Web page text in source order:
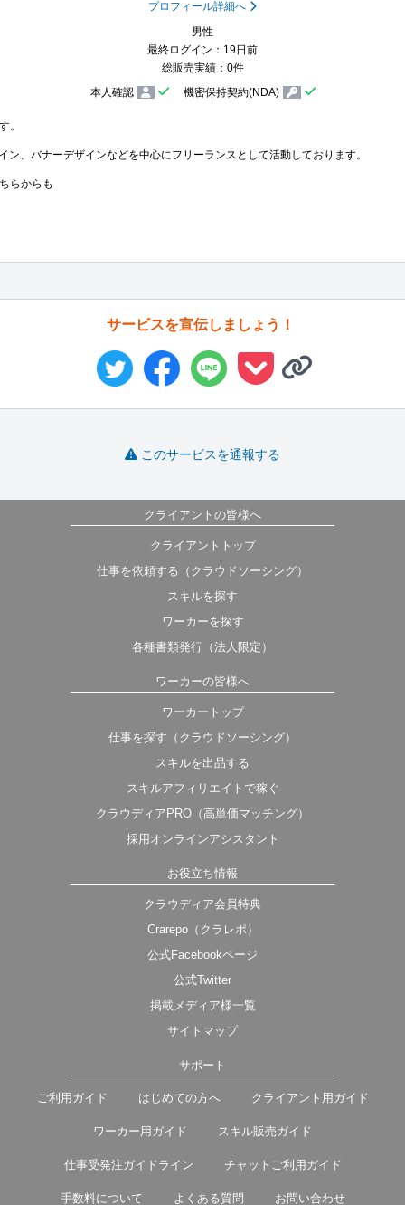
プロフィール詳細へ
男性
最終ログイン：19日前
総販売実績：0件
本人確認
機密保持契約(NDA)
。
、バナーデザインなどを中心にフリーランスとして活動しております。
らからも
サービスを宣伝しましょう！
このサービスを通報する
クライアントの皆様へ
クライアントトップ
仕事を依頼する（クラウドソーシング）
スキルを探す
ワーカーを探す
各種書類発行（法人限定）
ワーカーの皆様へ
ワーカートップ
仕事を探す（クラウドソーシング）
スキルを出品する
スキルアフィリエイトで稼ぐ
クラウディアPRO（高単価マッチング）
採用オンラインアシスタント
お役立ち情報
クラウディア会員特典
Crarepo（クラレポ）
公式Facebookページ
公式Twitter
掲載メディア様一覧
サイトマップ
サポート
ご利用ガイド はじめての方へ クライアント用ガイド
ワーカー用ガイド スキル販売ガイド
仕事受発注ガイドライン チャットご利用ガイド
手数料について よくある質問 お問い合わせ